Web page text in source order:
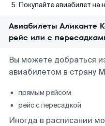
Покупайте авиабилет на
Авиабилеты Аликанте
рейс или с
Вы можете добраться
авиабилетом в страну
прямым рейсом
рейс с пересадкой
Иногда в расписании